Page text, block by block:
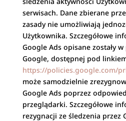
serwisach. Dane zbierane
zasady nie umożliwiają
Użytkownika. Szczegółowe
Google Ads opisane zostały
Google, dostępnej pod
https://policies.google.com/
może samodzielnie
Google Ads poprzez
przeglądarki. Szczegółowe
rezygnacji ze śledzenia przez